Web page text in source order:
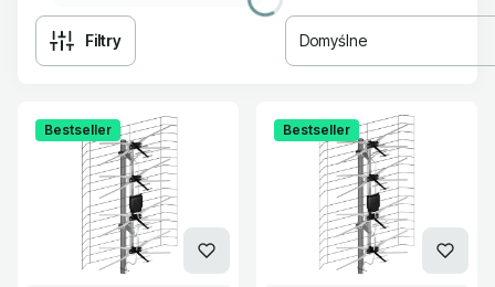
Filtry Domyślne
Bestseller Bestseller